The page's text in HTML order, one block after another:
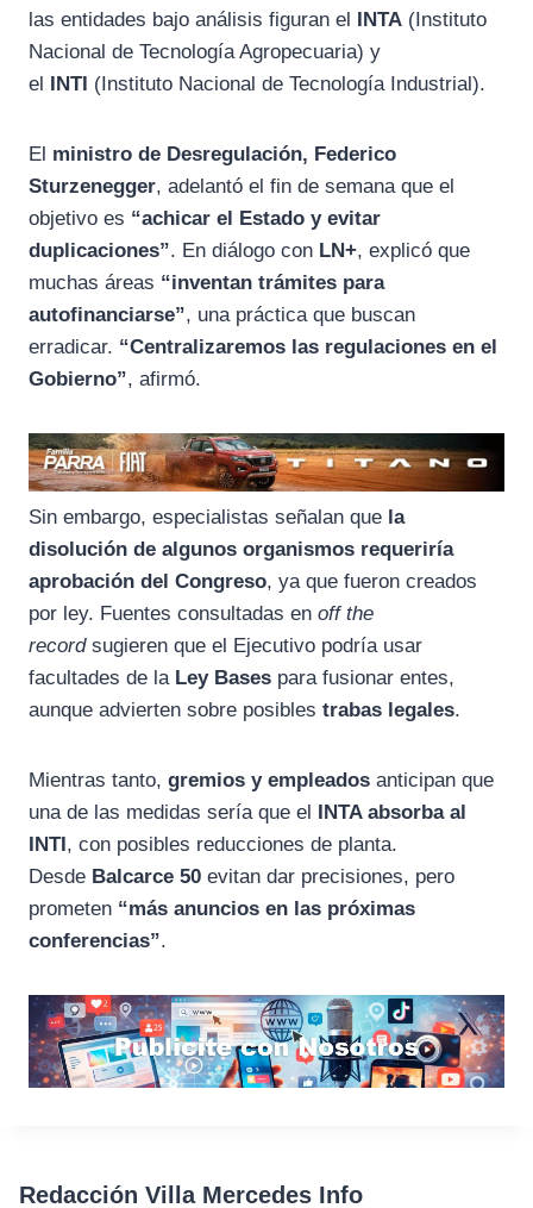
las entidades bajo análisis figuran el INTA (Instituto
Nacional de Tecnología Agropecuaria) y
el INTI (Instituto Nacional de Tecnología Industrial).
El ministro de Desregulación, Federico
Sturzenegger, adelantó el fin de semana que el
objetivo es “achicar el Estado y evitar
duplicaciones”. En diálogo con LN+, explicó que
muchas áreas “inventan trámites para
autofinanciarse”, una práctica que buscan
erradicar. “Centralizaremos las regulaciones en el
Gobierno”, afirmó.
Sin embargo, especialistas señalan que la
disolución de algunos organismos requeriría
aprobación del Congreso, ya que fueron creados
por ley. Fuentes consultadas en off the
recordsugieren que el Ejecutivo podría usar
facultades de la Ley Bases para fusionar entes,
aunque advierten sobre posibles trabas legales.
Mientras tanto, gremios y empleados anticipan que
una de las medidas sería que el INTA absorba al
INTI, con posibles reducciones de planta.
Desde Balcarce 50 evitan dar precisiones, pero
prometen “más anuncios en las próximas
conferencias”.
Redacción Villa Mercedes Info